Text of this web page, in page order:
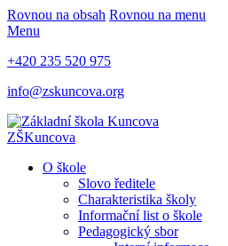
Rovnou na obsah Rovnou na menu
Menu
+420 235 520 975
info@zskuncova.org
ZŠKuncova
O škole
Slovo ředitele
Charakteristika školy
Informační list o škole
Pedagogický sbor